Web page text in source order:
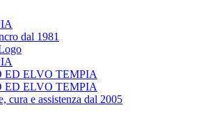
dal 1981
ED ELVO TEMPIA
ED ELVO TEMPIA
cura e assistenza dal 2005